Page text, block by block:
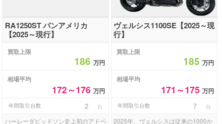
RA1250ST パンアメリカ
【2025～現行】
買取上限
186万円
相場平均
172～176万円
年間取引台数 2 台
ハーレーダビッドソン史上初のアドベ
ヴェルシス1100SE【2025～現
行】
買取上限
185 万円
相場平均
171～175 万円
年間取引台数 7 台
2025年、ヴェルシスは従来の1000か